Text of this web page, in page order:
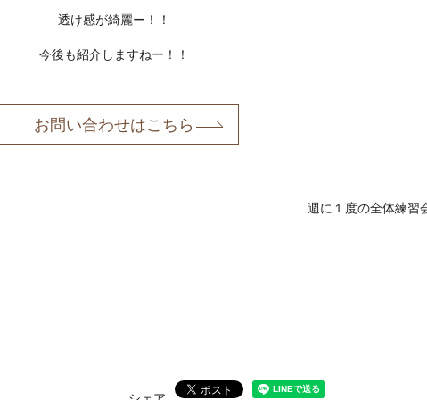
透け感が綺麗ー！！
今後も紹介しますねー！！
お問い合わせはこちら
週に１度の全体練習